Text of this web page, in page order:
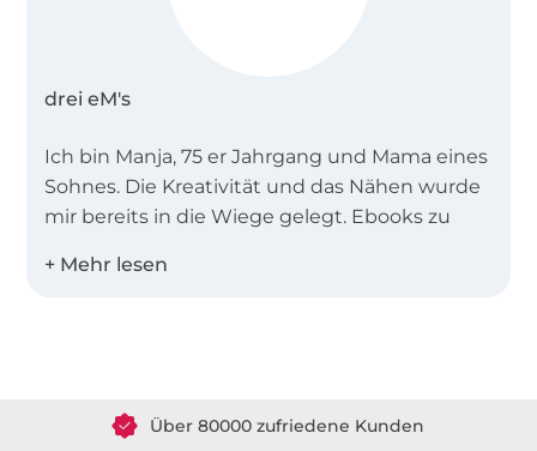
drei eM's
Ich bin Manja, 75 er Jahrgang und Mama eines
Sohnes. Die Kreativität und das Nähen wurde
mir bereits in die Wiege gelegt. Ebooks zu
Leidenschaft.
Über 80000 zufriedene Kunden